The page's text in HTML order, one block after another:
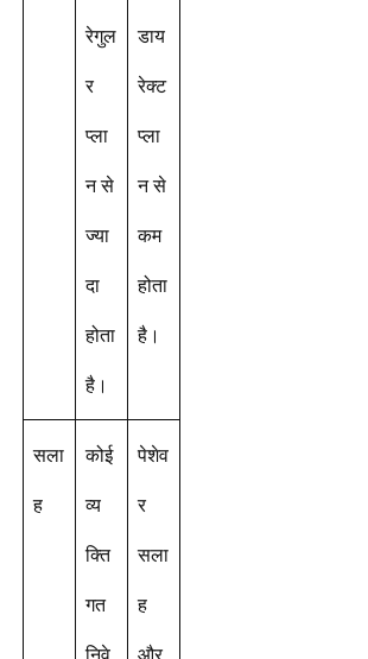
रेगुल
र
प्ला
न से
ज्या
दा
होता
है।
डाय
रेक्ट
प्ला
न से
कम
होता
है।
सला
ह
कोई
व्य
क्ति
गत
पेशेव
र
सला
ह